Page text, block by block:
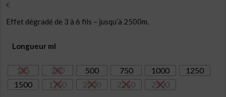
€
de
8,70€
26,10€
Effet dégradé de 3 à 6 fils – jusqu’à 2500m.
Longueur ml
125 250 500 750 1000
1250
1500
1750 2000 2250 2500